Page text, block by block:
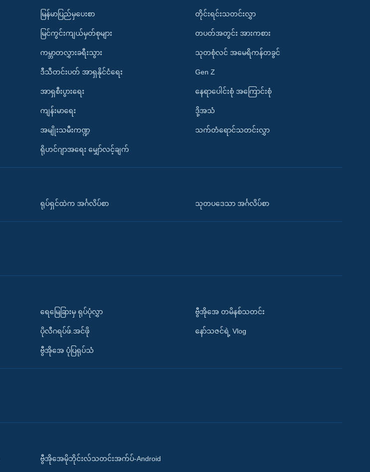
မြန်မာပြည်မှပေးစာ
မြင်ကွင်းကျယ်မှတ်စုများ
ကမ္ဘာတလွှားခရီးသွား
ဒီသီတင်းပတ် အာရှနိုင်ငံရေး
အာရှစီးပွားရေး
ကျန်းမာရေး
အမျိုးသမီးကဏ္ဍ
ရိုဟင်ဂျာအရေး မျှော်လင့်ချက်
တိုင်းရင်းသတင်းလွှာ
တပတ်အတွင်း အားကစား
သုတစုံလင် အမေရိကန်တခွင်
Gen Z
နေရာပေါင်းစုံ အကြောင်းစုံ
ဒို့အသံ
သက်တံရောင်သတင်းလွှာ
ရုပ်ရှင်ထဲက အင်္ဂလိပ်စာ သုတပဒေသာ အင်္ဂလိပ်စာ
ရေမြေခြားမှ ရုပ်ပုံလွှာ
ပိုလီဂရပ်ဖ်.အင်ဖို
ဗွီအိုအေ ပုံပြရုပ်သံ
ဗွီအိုအေ တမိနစ်သတင်း
နော်သဇင်ရဲ့ Vlog
ဗွီအိုအေမိုဘိုင်းလ်သတင်းအက်ပ်-Android